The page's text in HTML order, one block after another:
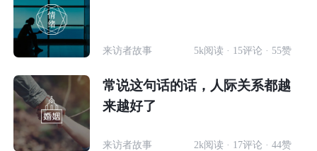
来访者故事 5k阅读 · 15评论 · 55赞
常说这句话的话，人际关系都越
来越好了
来访者故事 2k阅读 · 17评论 · 44赞